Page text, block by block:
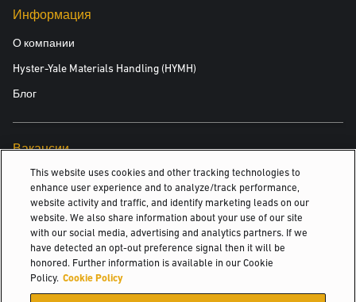
Информация
О компании
Hyster-Yale Materials Handling (HYMH)
Блог
Вакансии
Вакансии
© 2026 Hyster-Yale Materials Handling, Inc., all rights reserved.
Политика конфиденциальности
Политика допустимого использования
This website uses cookies and other tracking technologies to
enhance user experience and to analyze/track performance,
website activity and traffic, and identify marketing leads on our
website. We also share information about your use of our site
with our social media, advertising and analytics partners. If we
have detected an opt-out preference signal then it will be
honored. Further information is available in our Cookie
Policy. Cookie Policy